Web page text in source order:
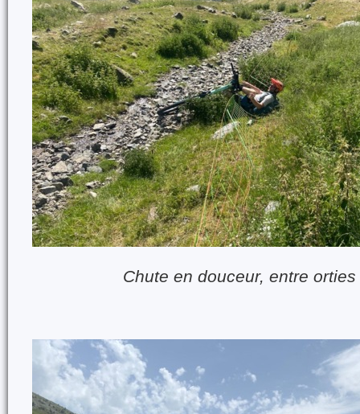
Chute en douceur, entre